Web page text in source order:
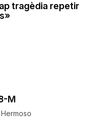
tragèdia repetir
M